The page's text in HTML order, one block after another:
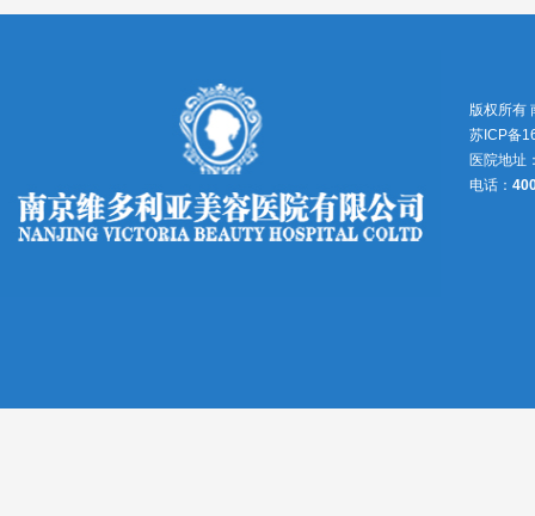
版权所有
苏ICP备
医院地址
电话：